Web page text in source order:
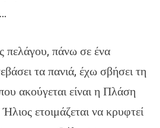
πελάγου, πάνω σε ένα
τα πανιά, έχω σβήσει τη
ακούγεται είναι η Πλάση
ετοιμάζεται να κρυφτεί